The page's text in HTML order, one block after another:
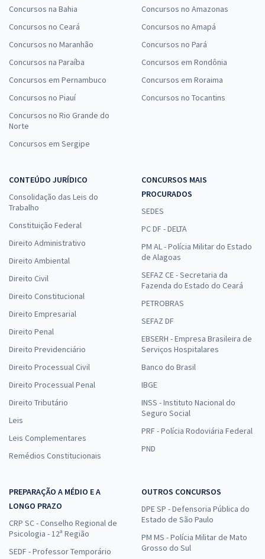
Concursos na Bahia
Concursos no Ceará
Concursos no Maranhão
Concursos na Paraíba
Concursos em Pernambuco
Concursos no Piauí
Concursos no Rio Grande do
Norte
Concursos em Sergipe
Concursos no Amazonas
Concursos no Amapá
Concursos no Pará
Concursos em Rondônia
Concursos em Roraima
Concursos no Tocantins
CONTEÚDO JURÍDICO
Consolidação das Leis do
Trabalho
Constituição Federal
Direito Administrativo
Direito Ambiental
Direito Civil
Direito Constitucional
Direito Empresarial
Direito Penal
Direito Previdenciário
Direito Processual Civil
Direito Processual Penal
Direito Tributário
Leis
Leis Complementares
Remédios Constitucionais
CONCURSOS MAIS
PROCURADOS
SEDES
PC DF - DELTA
PM AL - Polícia Militar do Estado
de Alagoas
SEFAZ CE - Secretaria da
Fazenda do Estado do Ceará
PETROBRAS
SEFAZ DF
EBSERH - Empresa Brasileira de
Serviços Hospitalares
Banco do Brasil
IBGE
INSS - Instituto Nacional do
Seguro Social
PRF - Polícia Rodoviária Federal
PND
PREPARAÇÃO A MÉDIO E A
LONGO PRAZO
CRP SC - Conselho Regional de
Psicologia - 12ª Região
SEDF - Professor Temporário
OUTROS CONCURSOS
DPE SP - Defensoria Pública do
Estado de São Paulo
PM MS - Polícia Militar de Mato
Grosso do Sul